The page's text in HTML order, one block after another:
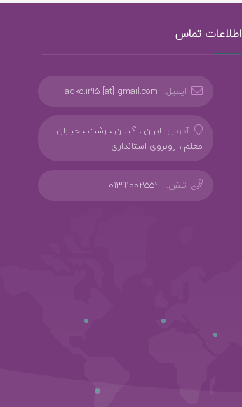
اطلاعات تماس
ایمیل: adko.ir95 [at] gmail.com
آدرس: ایران ، گیلان ، رشت ، خیابان
معلم ، روبروی استانداری
تلفن: 01391002552